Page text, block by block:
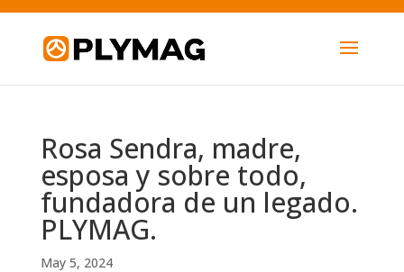
Rosa Sendra, madre,
esposa y sobre todo,
fundadora de un legado.
PLYMAG.
May 5, 2024